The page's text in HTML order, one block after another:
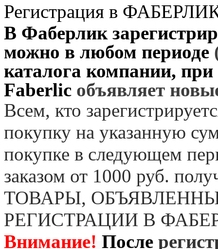
Регистрация в
В Фаберлик
можно в любом периоде
каталога компании,
Faberlic объявляет
Всем, кто
покупку на указанную
покупке в следующем
заказом от 1000 руб.
ТОВАРЫ,
РЕГИСТРАЦИИ В
Внимание! После